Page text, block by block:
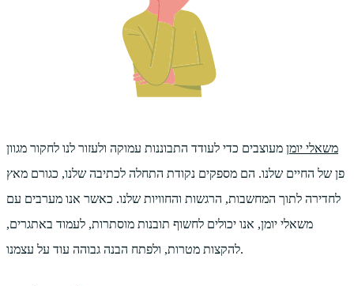
משאלי יומן מעוצבים כדי לעודד התבוננות עמוקה ולעזור לנו לחקור מגוון
פן של החיים שלנו. הם מספקים נקודת התחלה לכתיבה שלנו, כגורם מאץ
לחדירה לתוך המחשבות, הרגשות והחוויות שלנו. כאשר אנו מערבים עם
משאלי יומן, אנו יכולים לחשוף תובנות מוסתרות, לעמוד באתגרים,
להקצות מטרות, ולפתח הבנה גבוהה עוד על עצמנו.